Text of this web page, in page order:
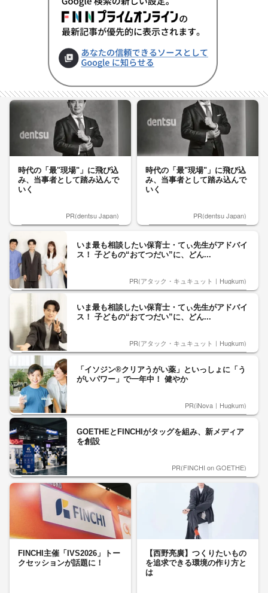
時代の「最"現場"」に飛び込
み、当事者として踏み込んで
いく
PR(dentsu Japan)
時代の「最"現場"」に飛び込
み、当事者として踏み込んで
いく
PR(dentsu Japan)
いま最も相談したい保育士・てぃ先生がアドバイ
ス！ 子どもの“おてつだい”に、どん...
PR(アタック・キュキュット｜Hugkum)
いま最も相談したい保育士・てぃ先生がアドバイ
ス！ 子どもの“おてつだい”に、どん...
PR(アタック・キュキュット｜Hugkum)
「イソジン®クリアうがい薬」といっしょに「う
がいパワー」で一年中！ 健やか
PR(iNova｜Hugkum)
GOETHEとFINCHIがタッグを組み、新メディア
を創設
PR(FINCHI on GOETHE)
FINCHI主催「IVS2026」トー
クセッションが話題に！
【西野亮廣】つくりたいもの
を追求できる環境の作り方と
は